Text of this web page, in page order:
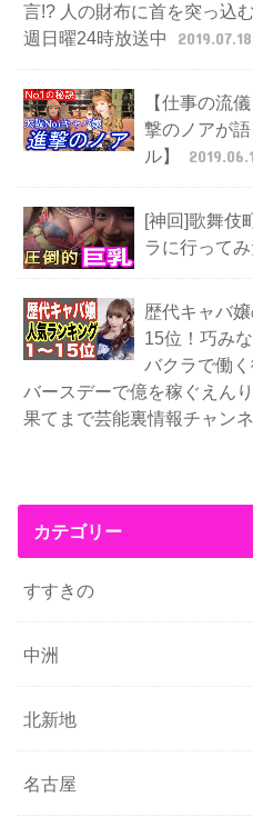
言!? 人の財布に首を突っ込
週日曜24時放送中
2019.07.18
【仕事の流
撃のノアが
ル】
[神回]歌舞伎
ラに行ってみ
歴代キャバ
15位！巧み
バクラで働
バースデーで億を稼ぐえん
果てまで芸能裏情報チャン
カテゴリー
すすきの
中洲
北新地
名古屋